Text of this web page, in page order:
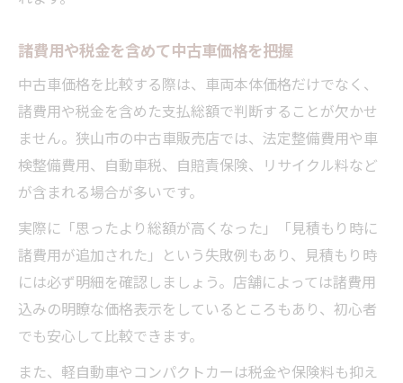
諸費用や税金を含めて中古車価格を把握
中古車価格を比較する際は、車両本体価格だけでなく、
諸費用や税金を含めた支払総額で判断することが欠かせ
ません。狭山市の中古車販売店では、法定整備費用や車
検整備費用、自動車税、自賠責保険、リサイクル料など
が含まれる場合が多いです。
実際に「思ったより総額が高くなった」「見積もり時に
諸費用が追加された」という失敗例もあり、見積もり時
には必ず明細を確認しましょう。店舗によっては諸費用
込みの明瞭な価格表示をしているところもあり、初心者
でも安心して比較できます。
また、軽自動車やコンパクトカーは税金や保険料も抑え